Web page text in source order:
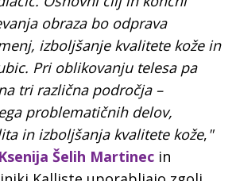
obraza bo odprava
izboljšanje kvalitete kože in
Pri oblikovanju telesa pa
tri različna področja –
problematičnih delov,
in izboljšanja kvalitete kože,"
Šelih Martinec in